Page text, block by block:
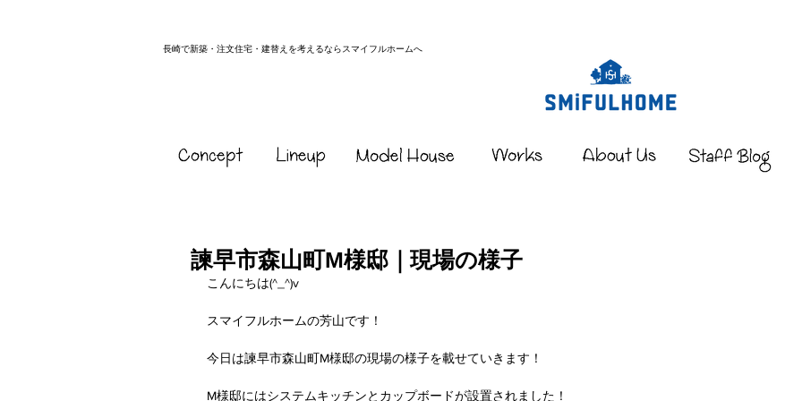
長崎で新築・注文住宅・建替えを考えるならスマイフルホームへ
諫早市森山町M様邸｜現場の様子
こんにちは(^_^)v
スマイフルホームの芳山です！
今日は諫早市森山町M様邸の現場の様子を載せていきます！
M様邸にはシステムキッチンとカップボードが設置されました！